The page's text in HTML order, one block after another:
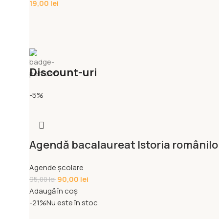
19,00 lei
Discount-uri
-5%
Agendă bacalaureat Istoria
Agende școlare
95,00lei 90,00 lei
Adaugă în coș
-21%Nu este în stoc